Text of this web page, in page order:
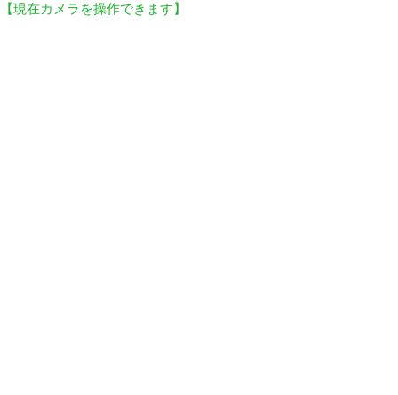
【現在カメラを操作できます】